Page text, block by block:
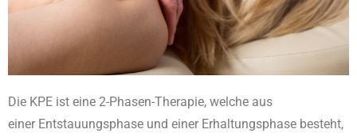
Die KPE ist eine 2-Phasen-Therapie, welche aus
einer Entstauungsphase und einer Erhaltungsphase besteht,